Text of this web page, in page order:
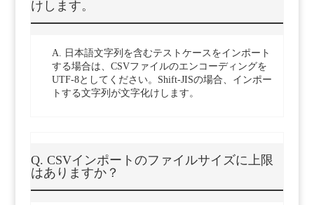
けします。
A. 日本語文字列を含むテストケースをインポート
する場合は、CSVファイルのエンコーディングを
UTF-8としてください。Shift-JISの場合、インポー
トする文字列が文字化けします。
Q. CSVインポートのファイルサイズに上限
はありますか？